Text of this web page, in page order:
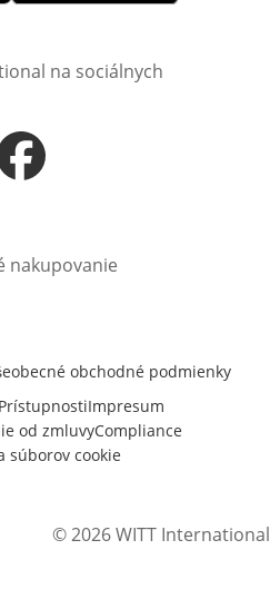
na sociálnych
Otvorí sa vnovom okne
nakupovanie
obchodné podmienky
Impresum
od zmluvyCompliance
súborov cookie
© 2026 WITT International